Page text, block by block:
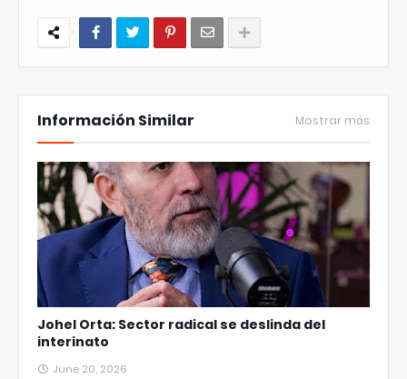
Información Similar Mostrar más
Johel Orta: Sector radical se deslinda del
interinato
June 20, 2026